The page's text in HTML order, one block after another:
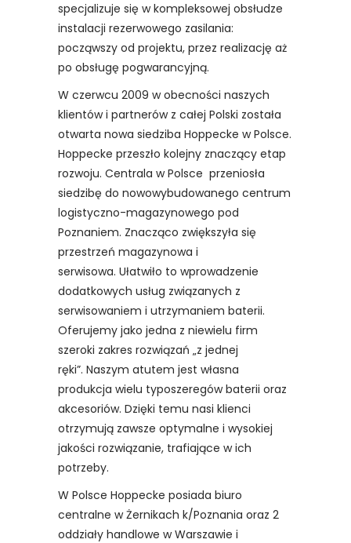
specjalizuje się w kompleksowej obsłudze
instalacji rezerwowego zasilania:
począwszy od projektu, przez realizację aż
po obsługę pogwarancyjną.
W czerwcu 2009 w obecności naszych
klientów i partnerów z całej Polski została
otwarta nowa siedziba Hoppecke w Polsce.
Hoppecke przeszło kolejny znaczący etap
rozwoju. Centrala w Polsce przeniosła
siedzibę do nowowybudowanego centrum
logistyczno-magazynowego pod
Poznaniem. Znacząco zwiększyła się
przestrzeń magazynowa i
serwisowa. Ułatwiło to wprowadzenie
dodatkowych usług związanych z
serwisowaniem i utrzymaniem baterii.
Oferujemy jako jedna z niewielu firm
szeroki zakres rozwiązań „z jednej
ręki”. Naszym atutem jest własna
produkcja wielu typoszeregów baterii oraz
akcesoriów. Dzięki temu nasi klienci
otrzymują zawsze optymalne i wysokiej
jakości rozwiązanie, trafiające w ich
potrzeby.
W Polsce Hoppecke posiada biuro
centralne w Żernikach k/Poznania oraz 2
oddziały handlowe w Warszawie i